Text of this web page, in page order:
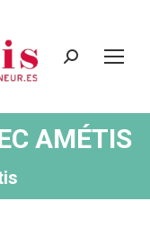
Recherche
AMÉTIS